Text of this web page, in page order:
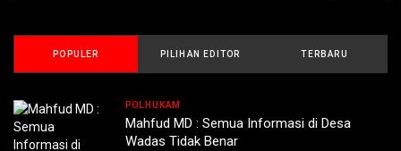
POPULER PILIHAN EDITOR TERBARU
POLHUKAM
Mahfud MD : Semua Informasi di Desa
Wadas Tidak Benar